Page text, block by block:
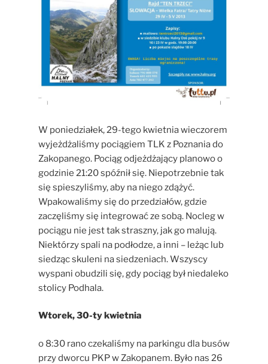
W poniedziałek, 29-tego kwietnia wieczorem
wyjeżdżaliśmy pociągiem TLK z Poznania do
Zakopanego. Pociąg odjeżdżający planowo o
godzinie 21:20 spóźnił się. Niepotrzebnie tak
się spieszyliśmy, aby na niego zdążyć.
Wpakowaliśmy się do przedziałów, gdzie
zaczęliśmy się integrować ze sobą. Nocleg w
pociągu nie jest tak straszny, jak go malują.
Niektórzy spali na podłodze, a inni – leżąc lub
siedząc skuleni na siedzeniach. Wszyscy
wyspani obudzili się, gdy pociąg był niedaleko
stolicy Podhala.
Wtorek, 30-ty kwietnia
o 8:30 rano czekaliśmy na parkingu dla busów
przy dworcu PKP w Zakopanem. Było nas 26